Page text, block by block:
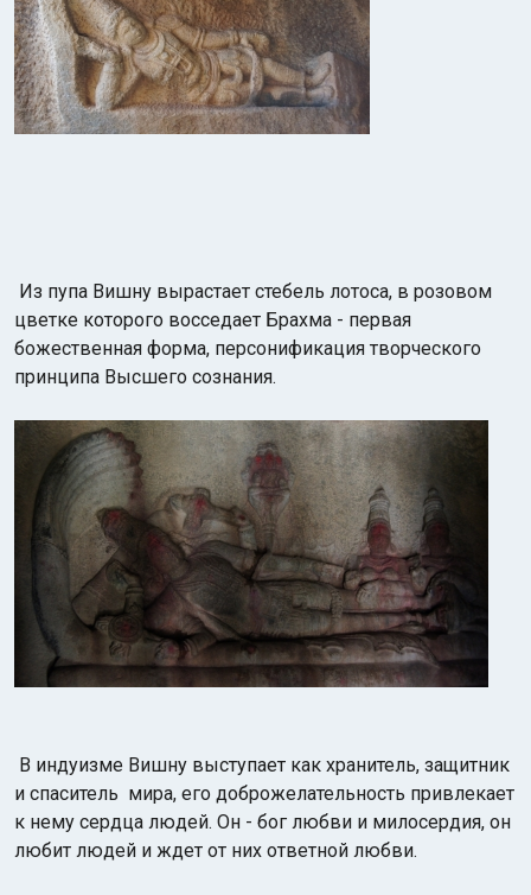
Из пупа Вишну вырастает стебель лотоса, в розовом
цветке которого восседает Брахма - первая
божественная форма, персонификация творческого
принципа Высшего сознания.
В индуизме Вишну выступает как хранитель, защитник
и спаситель мира, его доброжелательность привлекает
к нему сердца людей. Он - бог любви и милосердия, он
любит людей и ждет от них ответной любви.